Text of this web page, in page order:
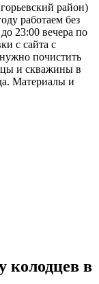
район)
работаем без
23:00 вечера по
с сайта с
почистить
и скважины в
Материалы и
колодцев в